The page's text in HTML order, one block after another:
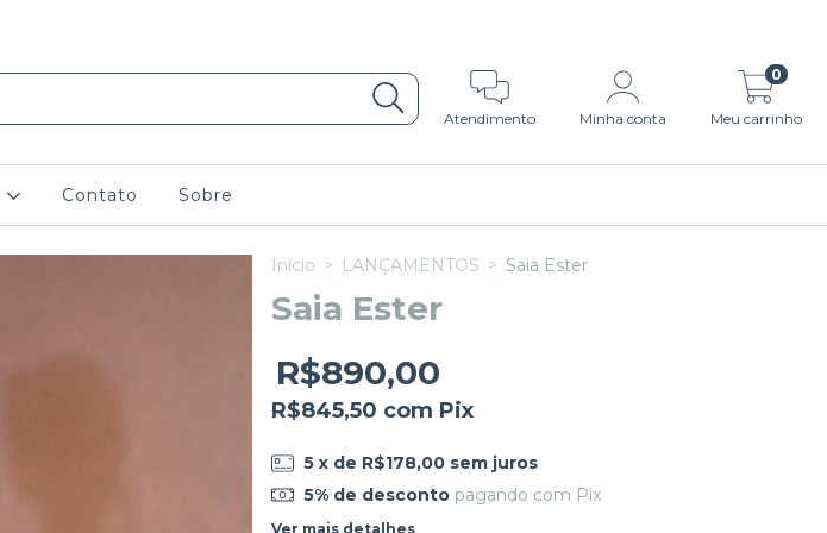
Atendimento Minha conta Meu carrinho
0
Contato Sobre
Início > LANÇAMENTOS > Saia Ester
Saia Ester
R$890,00
R$845,50 com Pix
5 x de R$178,00 sem juros
5% de descontopagando com Pix
Ver mais detalhes